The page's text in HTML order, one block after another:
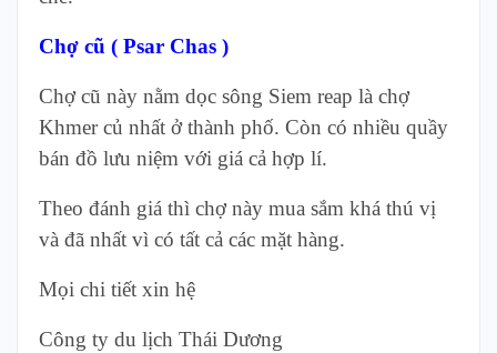
Chợ cũ ( Psar Chas )
Chợ cũ này nằm dọc sông Siem reap là chợ
Khmer củ nhất ở thành phố. Còn có nhiều quầy
bán đồ lưu niệm với giá cả hợp lí.
Theo đánh giá thì chợ này mua sắm khá thú vị
và đã nhất vì có tất cả các mặt hàng.
Mọi chi tiết xin hệ
Công ty du lịch Thái Dương